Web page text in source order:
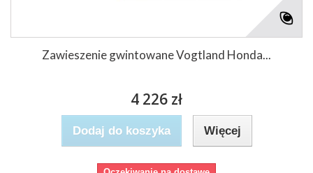
Zawieszenie gwintowane Vogtland Honda...
4 226 zł
Dodaj do koszyka Więcej